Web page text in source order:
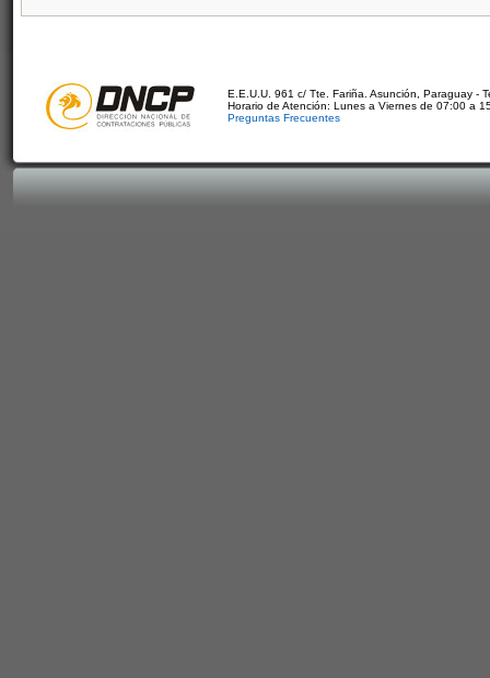
E.E.U.U. 961 c/ Tte. Fariña. Asunción, Paraguay -
Horario de Atención: Lunes a Viernes de 07:00 a
Preguntas Frecuentes